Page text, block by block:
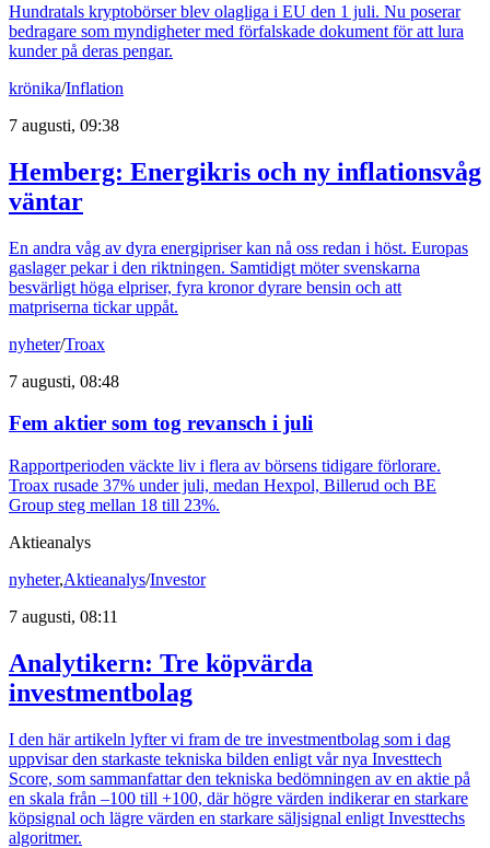
Hundratals kryptobörser blev olagliga i EU den 1 juli. Nu poserar
bedragare som myndigheter med förfalskade dokument för att lura
kunder på deras pengar.
krönika/Inflation
7 augusti, 09:38
Hemberg: Energikris och ny inflationsvåg
väntar
En andra våg av dyra energipriser kan nå oss redan i höst. Europas
gaslager pekar i den riktningen. Samtidigt möter svenskarna
besvärligt höga elpriser, fyra kronor dyrare bensin och att
matpriserna tickar uppåt.
nyheter/Troax
7 augusti, 08:48
Fem aktier som tog revansch i juli
Rapportperioden väckte liv i flera av börsens tidigare förlorare.
Troax rusade 37% under juli, medan Hexpol, Billerud och BE
Group steg mellan 18 till 23%.
Aktieanalys
nyheter,Aktieanalys/Investor
7 augusti, 08:11
Analytikern: Tre köpvärda
investmentbolag
I den här artikeln lyfter vi fram de tre investmentbolag som i dag
uppvisar den starkaste tekniska bilden enligt vår nya Investtech
Score, som sammanfattar den tekniska bedömningen av en aktie på
en skala från –100 till +100, där högre värden indikerar en starkare
köpsignal och lägre värden en starkare säljsignal enligt Investtechs
algoritmer.